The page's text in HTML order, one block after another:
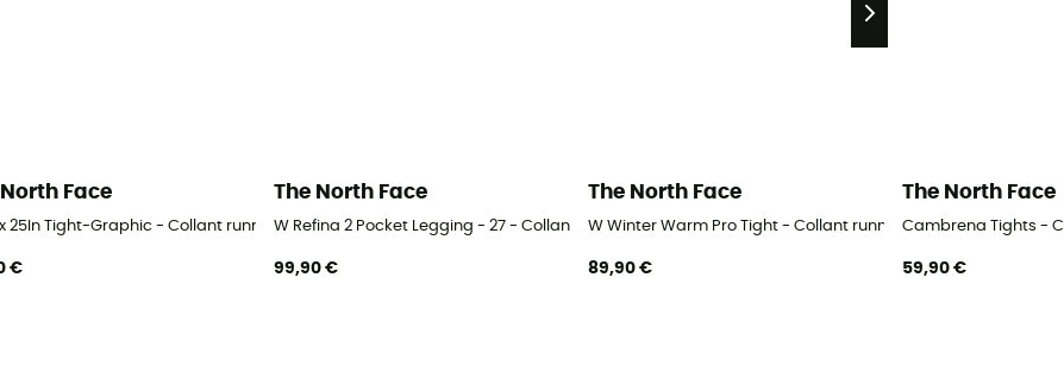
Face
25In Tight-Graphic - Collant running femme
€
The North Face
W Refina 2 Pocket Legging - 27 - Collant running femme
99,90 €
The North Face
W Winter Warm Pro Tight - Collant running femme
89,90 €
The North Face
Cambrena Tights -
59,90 €